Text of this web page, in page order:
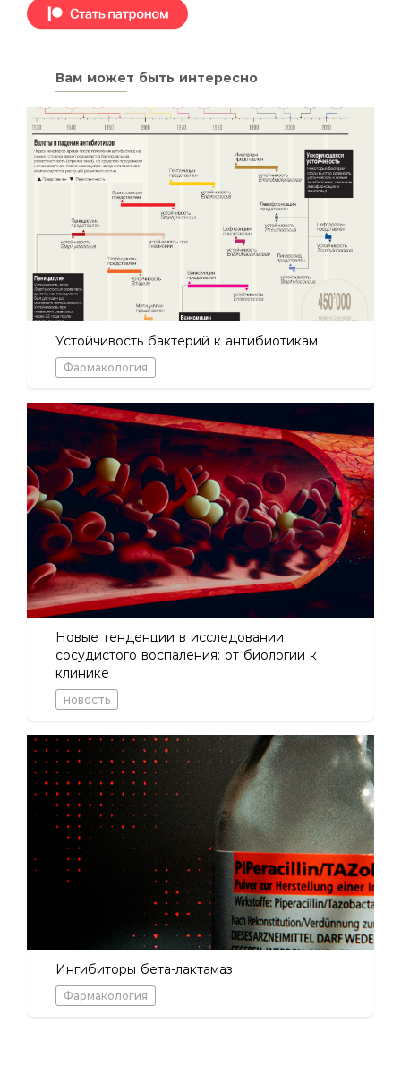
Вам может быть интересно
Устойчивость бактерий к антибиотикам
Фармакология
Новые тенденции в исследовании
сосудистого воспаления: от биологии к
клинике
новость
Ингибиторы бета-лактамаз
Фармакология